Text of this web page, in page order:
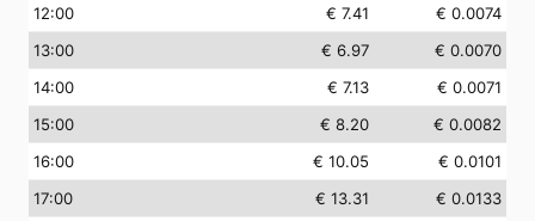
12:00 € 7.41
€ 0.0074
13:00 € 6.97
€ 0.0070
14:00 € 7.13
€ 0.0071
15:00 € 8.20
€ 0.0082
16:00 € 10.05
€ 0.0101
17:00 € 13.31
€ 0.0133